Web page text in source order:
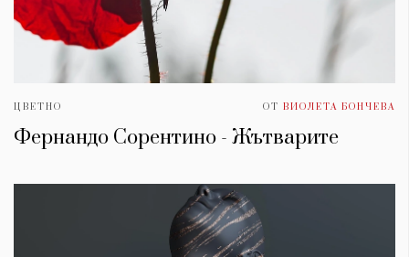
ЦВЕТНО ОТ ВИОЛЕТА БОНЧЕВА
Фернандо Сорентино - Жътварите